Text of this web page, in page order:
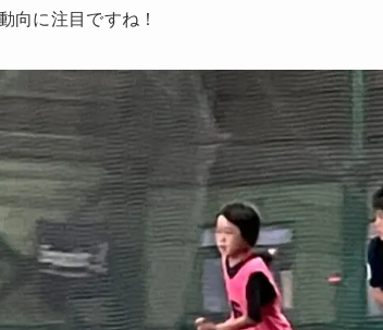
向に注目ですね！